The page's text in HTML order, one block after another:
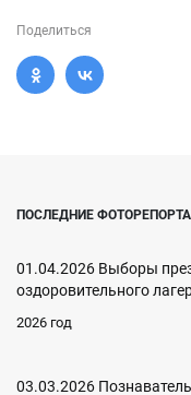
Поделиться
ПОСЛЕДНИЕ
01.04.2026 Выборы
оздоровительного
2026 год
03.03.2026